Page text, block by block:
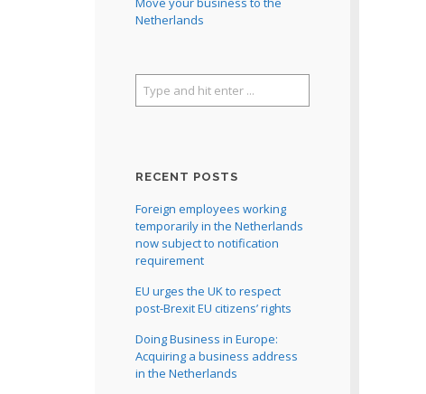
Netherlands
RECENT POSTS
Foreign employees working
temporarily in the Netherlands
now subject to notification
requirement
EU urges the UK to respect
post-Brexit EU citizens’ rights
Doing Business in Europe:
Acquiring a business address
in the Netherlands